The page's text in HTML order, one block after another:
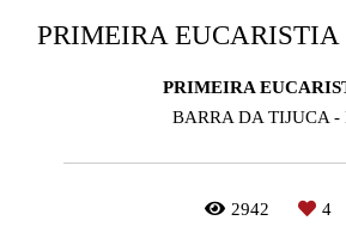
PRIMEIRA
PRIMEIRA
BARRA DA TIJUCA -
2942 4